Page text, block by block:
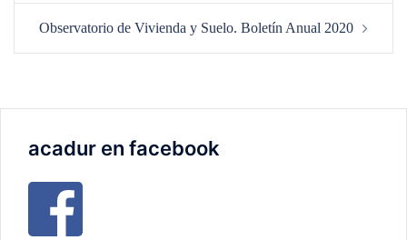
Observatorio de Vivienda y Suelo. Boletín Anual 2020
acadur en facebook